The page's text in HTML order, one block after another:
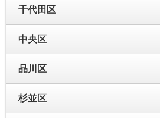
千代田区
中央区
品川区
杉並区